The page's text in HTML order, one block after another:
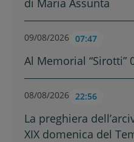
09/08/2026 07:47
Al Memorial “Sirotti”
08/08/2026 22:56
La preghiera
XIX domenica del